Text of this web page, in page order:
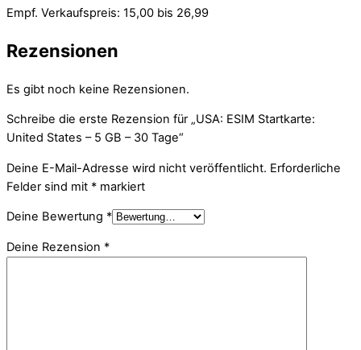
Empf. Verkaufspreis: 15,00 bis 26,99
Rezensionen
Es gibt noch keine Rezensionen.
Schreibe die erste Rezension für „USA: ESIM Startkarte:
United States – 5 GB – 30 Tage“
Deine E-Mail-Adresse wird nicht veröffentlicht. Erforderliche
Felder sind mit * markiert
Deine Bewertung *
Deine Rezension *